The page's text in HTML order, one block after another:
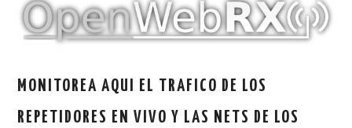
MONITOREA AQUI EL TRAFICO DE LOS
REPETIDORES EN VIVO Y LAS NETS DE LOS